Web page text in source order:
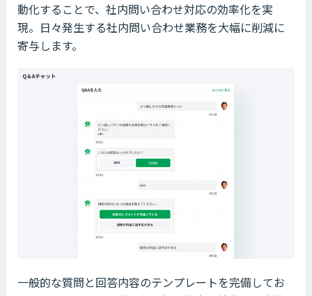
動化することで、社内問い合わせ対応の効率化を実
現。日々発生する社内問い合わせ業務を大幅に削減に
寄与します。
一般的な質問と回答内容のテンプレートを完備してお